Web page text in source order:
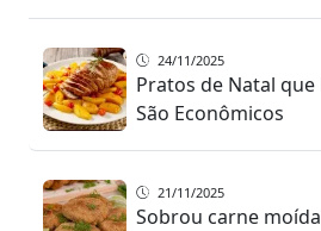
24/11/2025
Pratos de Natal
São Econômicos
21/11/2025
Sobrou carne